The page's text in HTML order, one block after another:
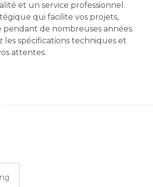
et un service professionnel.
qui facilite vos projets,
de nombreuses années.
les spécifications techniques et
attentes.